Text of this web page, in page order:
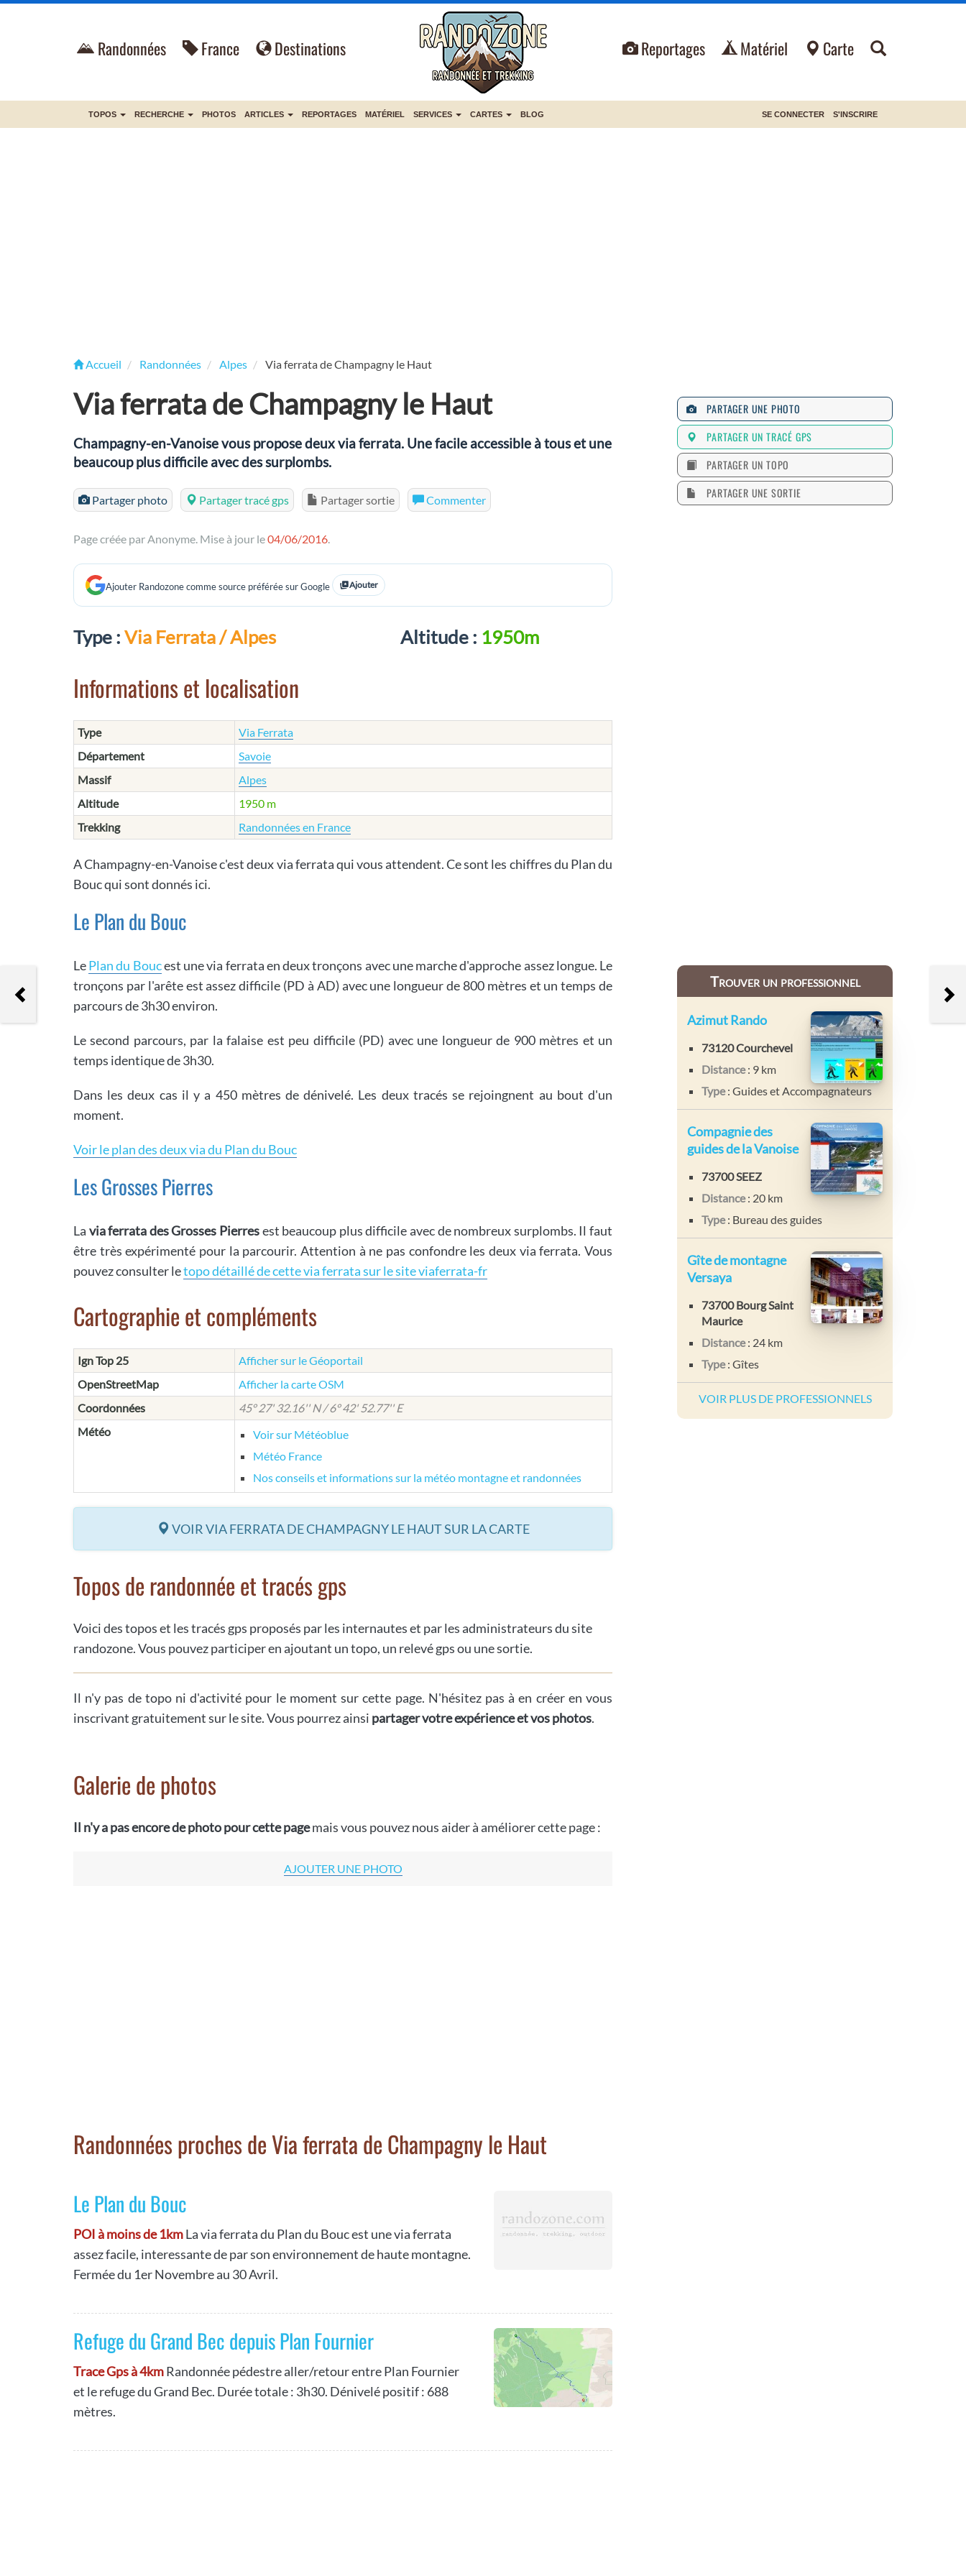
Randonnées France Destinations Reportages Matériel Carte
TOPOS RECHERCHE PHOTOS ARTICLES REPORTAGES MATÉRIEL SERVICES CARTES BLOG SE CONNECTER S'INSCRIRE
Accueil Randonnées Alpes Via ferrata de Champagny le Haut
Via ferrata de Champagny le Haut
Champagny-en-Vanoise vous propose deux via ferrata. Une facile accessible à tous et une
beaucoup plus difficile avec des surplombs.
Partager photo Partager tracé gps Partager sortie Commenter
Page créée par Anonyme. Mise à jour le04/06/2016.
Ajouter Randozone comme source préférée sur Google Ajouter
Type : Via Ferrata / Alpes Altitude : 1950m
Informations et localisation
Type
Via Ferrata
Département
Savoie
Massif
Alpes
Altitude
1950 m
Trekking
Randonnées en France
A Champagny-en-Vanoise c'est deux via ferrata qui vous attendent. Ce sont les chiffres du Plan du
Bouc qui sont donnés ici.
Le Plan du Bouc
LePlan du Boucest une via ferrata en deux tronçons avec une marche d'approche assez longue. Le
tronçons par l'arête est assez difficile (PD à AD) avec une longueur de 800 mètres et un temps de
parcours de 3h30 environ.
Le second parcours, par la falaise est peu difficile (PD) avec une longueur de 900 mètres et un
temps identique de 3h30.
Dans les deux cas il y a 450 mètres de dénivelé. Les deux tracés se rejoingnent au bout d'un
moment.
Voir le plan des deux via du Plan du Bouc
Les Grosses Pierres
La via ferrata des Grosses Pierresest beaucoup plus difficile avec de nombreux surplombs. Il faut
être très expérimenté pour la parcourir. Attention à ne pas confondre les deux via ferrata. Vous
pouvez consulter letopo détaillé de cette via ferrata sur le site viaferrata-fr
Cartographie et compléments
Ign Top 25
Afficher sur le Géoportail
OpenStreetMap
Afficher la carte OSM
Coordonnées
45° 27' 32.16'' N / 6° 42' 52.77'' E
Météo
Voir sur Météoblue
Météo France
Nos conseils et informations sur la météo montagne et randonnées
VOIR VIA FERRATA DE CHAMPAGNY LE HAUT SUR LA CARTE
Topos de randonnée et tracés gps
Voici des topos et les tracés gps proposés par les internautes et par les administrateurs du site
randozone. Vous pouvez participer en ajoutant un topo, un relevé gps ou une sortie.
Il n'y pas de topo ni d'activité pour le moment sur cette page. N'hésitez pas à en créer en vous
inscrivant gratuitement sur le site. Vous pourrez ainsi partager votre expérience et vos photos.
Galerie de photos
Il n'y a pas encore de photo pour cette pagemais vous pouvez nous aider à améliorer cette page :
AJOUTER UNE PHOTO
Randonnées proches de Via ferrata de Champagny le Haut
Le Plan du Bouc
POI à moins de 1kmLa via ferrata du Plan du Bouc est une via ferrata
assez facile, interessante de par son environnement de haute montagne.
Fermée du 1er Novembre au 30 Avril.
Refuge du Grand Bec depuis Plan Fournier
Trace Gps à 4kmRandonnée pédestre aller/retour entre Plan Fournier
et le refuge du Grand Bec. Durée totale : 3h30. Dénivelé positif : 688
mètres.
Lac des Mesches
PARTAGER UNE PHOTO
PARTAGER UN TRACÉ GPS
PARTAGER UN TOPO
PARTAGER UNE SORTIE
Trouver un professionnel
Azimut Rando
73120 Courchevel
Distance: 9 km
Type: Guides et Accompagnateurs
Compagnie des
guides de la Vanoise
73700 SEEZ
Distance: 20 km
Type: Bureau des guides
Gîte de montagne
Versaya
73700 Bourg Saint
Maurice
Distance: 24 km
Type: Gîtes
VOIR PLUS DE PROFESSIONNELS